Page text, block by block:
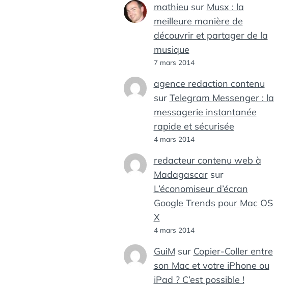
mathieu sur Musx : la
meilleure manière de
découvrir et partager de la
musique
7 mars 2014
agence redaction contenu
sur Telegram Messenger : la
messagerie instantanée
rapide et sécurisée
4 mars 2014
redacteur contenu web à
Madagascarsur
L’économiseur d’écran
Google Trends pour Mac OS
X
4 mars 2014
GuiM sur Copier-Coller entre
son Mac et votre iPhone ou
iPad ? C’est possible !